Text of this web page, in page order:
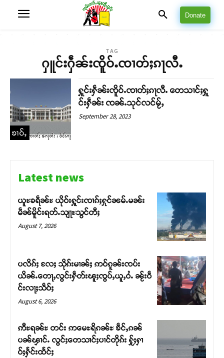
Donate
TAG
ႁူင်းႁဵၼ်းၸိူဝ်ႉၸၢတ်ႈၵႃလီႉ
ၶၢဝ်ႇ
ႁူင်းႁဵၼ်းၸိူဝ်ႉၸၢတ်ႈၵႃလီႉ တေသၢင်ႈႁူ
င်းႁဵၼ်း ၸၼ်ႉသုင်လင်မႂ်ႇ
September 28, 2023
Latest news
ယူႊၶရဵၼ်ႊ ယိုဝ်းႁူင်းၸၢၵ်ႈႁုင်ၼမ်ႉမၼ်း
မဵၼ်မိူင်းရတ်ႉသျႃႊသွင်တီႈ
August 7, 2026
ပလိၵ်ႈ လႄႈ သိုၵ်းမၢၼ်ႈ ဢဝ်ၵူၼ်းၸပ်း
ယိၼ်ႉတေႃႇလွင်းႁဵတ်းၽူႈၸွပ်ႇယူႇဝႆႉ ၼႂ်းဝဵ
င်းလႃႈသဵဝ်ႈ
August 6, 2026
ဢီႊရၼ်ႊ တင်း ဢမေႊရိၵၼ်ႊ ၶဵင်ႇၵၼ်
ပၼ်ၾၢင်ႉ လွင်ႈတေသၢင်ႈပၢင်တိုၵ်း ႁႂ်ႈႁၢ
ဝ်ႈႁႅင်းထႅင်ႈ